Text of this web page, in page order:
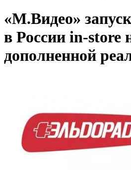
«М.Видео»
в России in-store
дополненной